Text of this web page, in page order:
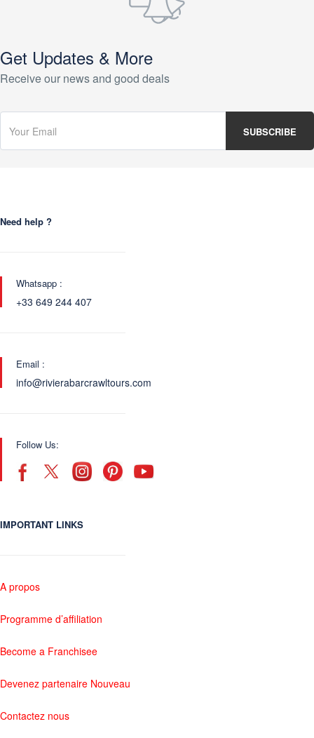
Get Updates & More
Receive our news and good deals
Need help ?
Whatsapp :
+33 649 244 407
Email :
info@rivierabarcrawltours.com
Follow Us:
IMPORTANT LINKS
A propos
Programme d’affiliation
Become a Franchisee
Devenez partenaire Nouveau
Contactez nous